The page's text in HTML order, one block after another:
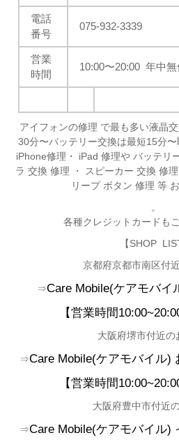
電話
番号
075-932-3339
営業
時間
10:00〜20:00 年中無
アイフォンの修理 で最も多い液晶
30分〜バッテリー交換は最短15分
iPhone修理・ iPad 修理や バッテリ
ラ 交換 修理 ・ スピーカー 交換 修
リープ ボタン 修理 等
。
各種クレジットカードも
【SHOP
京都府京都市南区付
⇒Care Mobile(ケアモバイ
【営業時間
大阪府堺市付近の
⇒Care Mobile(ケアモバイル)
【営業時間
大阪府豊中市付近
⇒Care Mobile(ケアモバイル)